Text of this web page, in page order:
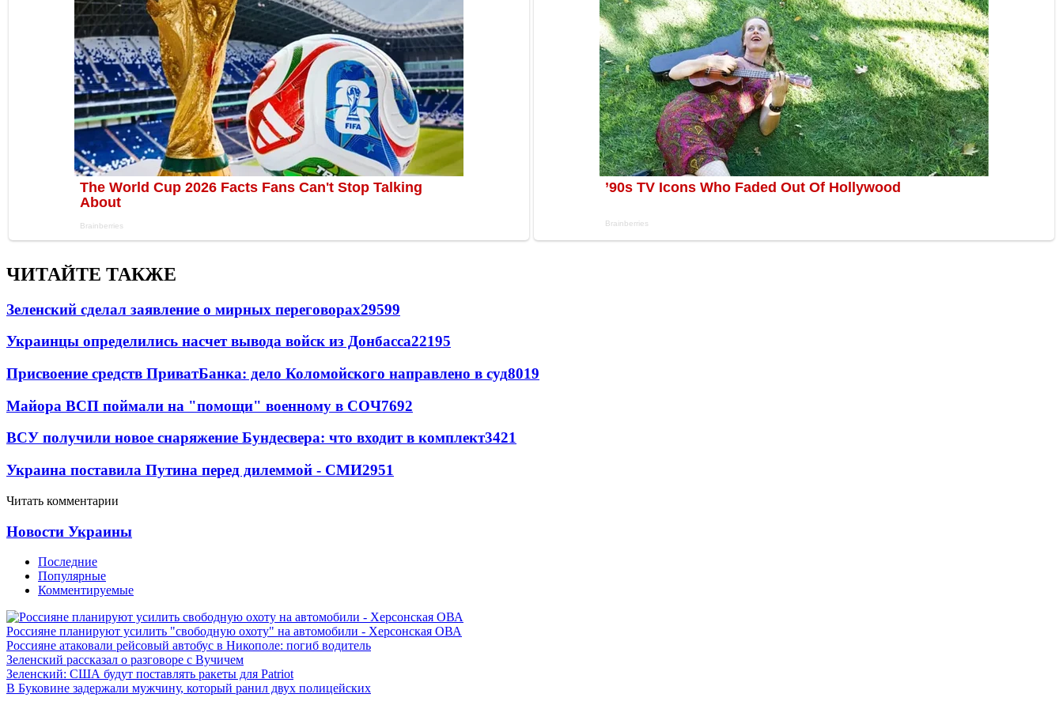
ЧИТАЙТЕ ТАКЖЕ
Зеленский сделал заявление о мирных переговорах29599
Украинцы определились насчет вывода войск из Донбасса22195
Присвоение средств ПриватБанка: дело Коломойского направлено в суд8019
Майора ВСП поймали на "помощи" военному в СОЧ7692
ВСУ получили новое снаряжение Бундесвера: что входит в комплект3421
Украина поставила Путина перед дилеммой - СМИ2951
Читать комментарии
Новости Украины
Последние
Популярные
Комментируемые
Россияне планируют усилить "свободную охоту" на автомобили - Херсонская ОВА
Россияне атаковали рейсовый автобус в Никополе: погиб водитель
Зеленский рассказал о разговоре с Вучичем
Зеленский: США будут поставлять ракеты для Patriot
В Буковине задержали мужчину, который ранил двух полицейских